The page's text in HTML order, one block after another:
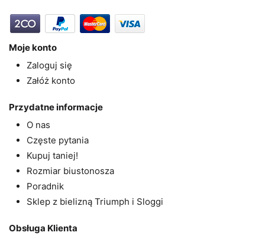
Moje konto
Zaloguj się
Załóż konto
Przydatne informacje
O nas
Częste pytania
Kupuj taniej!
Rozmiar biustonosza
Poradnik
Sklep z bielizną Triumph i Sloggi
Obsługa Klienta